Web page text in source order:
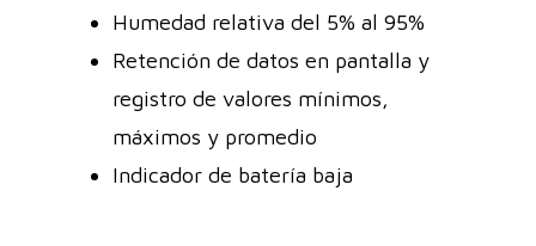
Humedad relativa del 5% al 95%
Retención de datos en pantalla y
registro de valores mínimos,
máximos y promedio
Indicador de batería baja